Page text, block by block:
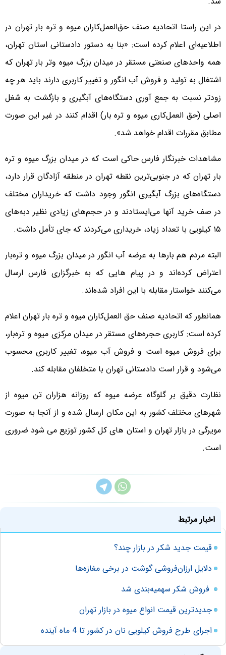
در این راستا اتحادیه صنف حق‌العمل‌کاران میوه و تره بار تهران در
‌اطلاعیه‌ای اعلام کرده است: «بنا به دستور دادستانی‌ استان تهران،
همه واحدهای صنعتی مستقر در میدان بزرگ میوه وتر بار تهران که
اشتغال به تولید و فروش آب انگور و تغییر کاربری دارند باید هر چه
زودتر نسبت به جمع آوری دستگاه‌های آبگیری و بازگشت به شغل
اصلی (حق العمل‌کاری میوه و تره بار) اقدام کنند در غیر این صورت
مطابق مقررات اقدام خواهد شد».
مشاهدات خبرنگار فارس حاکی است که در میدان بزرگ میوه و تره
بار تهران که در جنوبی‌ترین نقطه تهران در منطقه آزادگان قرار دارد،
دستگاه‌های بزرگ آبگیری انگور وجود داشت که خریداران مختلف
در صف خرید آنها می‌ایستادند و در حجم‌های زیادی نظیر ‌دبه‌های
۱۵ کیلویی با تعداد زیاد، خریداری می‌کردند که جای تأمل داشت.
‌البته مردم هم بارها به عرضه آب انگور در میدان بزرگ میوه و تره‌بار
اعتراض کرده‌اند و در پیام هایی که به خبرگزاری فارس ارسال
می‌کنند خواستار مقابله با این افراد شده‌اند.
همانطور که‌ اتحادیه صنف حق العمل‌کاران میوه و تره بار تهران اعلام
کرده است: کاربری حجره‌های مستقر در میدان مرکزی میوه و تره‌بار،
برای فروش میوه است و فروش آب میوه، تغییر کاربری محسوب
می‌شود و قرار است دادستانی تهران با متخلفان مقابله کند.
نظارت دقیق بر گلوگاه عرضه میوه که روزانه هزاران تن میوه از
شهرهای مختلف کشور به این مکان ارسال شده و از آنجا به صورت
مویرگی در بازار تهران و استان های کل کشور توزیع می شود ضروری
است.
اخبار مرتبط
قیمت جدید شکر در بازار چند؟
دلایل ارزان‌فروشی گوشت در برخی مغازه‌ها
فروش شکر سهمیه‌بندی شد
جدیدترین قیمت انواع میوه در بازار تهران
اجرای طرح فروش کیلویی نان در کشور تا 4 ماه آینده